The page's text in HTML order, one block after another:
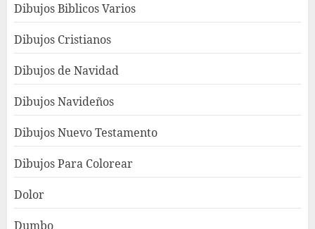
Dibujos Biblicos Varios
Dibujos Cristianos
Dibujos de Navidad
Dibujos Navideños
Dibujos Nuevo Testamento
Dibujos Para Colorear
Dolor
Dumbo